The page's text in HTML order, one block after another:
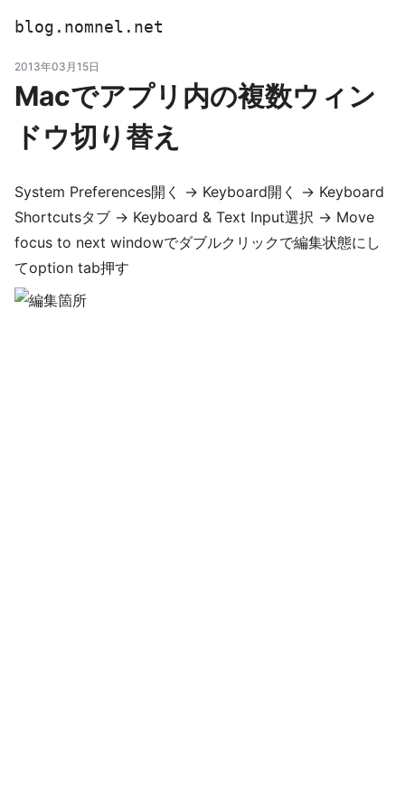
blog.nomnel.net
2013年03月15日
Macでアプリ内の複数ウィン
ドウ切り替え
System Preferences開く -> Keyboard開く -> Keyboard
Shortcutsタブ -> Keyboard & Text Input選択 -> Move
focus to next windowでダブルクリックで編集状態にし
てoption tab押す